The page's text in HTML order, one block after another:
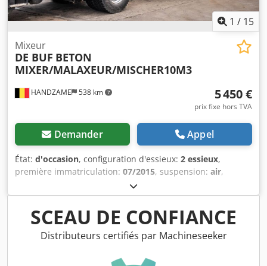
1 / 15
HANDZAME 538 km
Mixeur
DE BUF BETON
MIXER/MALAXEUR/MISCHER10M3
5 450 €
prix fixe hors TVA
Demander Appel
État: d'occasion, configuration d'essieux: 2 essieux,
première immatriculation: 07/2015, suspension: air,
425/65r22.5
mm, Année de construction:2015, Matériau utilisable :
béton Dimension des pneus : 425/65r22.5 Suspension :
suspension pneumatique Entraînement : roues Poids à
vide : 7 070 kg Charge utile : 25 930 kg Crjdpfxjuc Aqme Aa
SCEAU DE CONFIANCE
Distributeurs certifiés par Machineseeker